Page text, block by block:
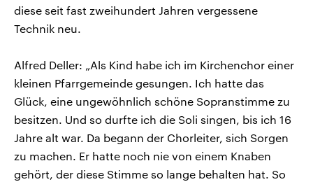
diese seit fast zweihundert Jahren vergessene
Technik neu.
Alfred Deller: „Als Kind habe ich im Kirchenchor einer
kleinen Pfarrgemeinde gesungen. Ich hatte das
Glück, eine ungewöhnlich schöne Sopranstimme zu
besitzen. Und so durfte ich die Soli singen, bis ich 16
Jahre alt war. Da begann der Chorleiter, sich Sorgen
zu machen. Er hatte noch nie von einem Knaben
gehört, der diese Stimme so lange behalten hat. So